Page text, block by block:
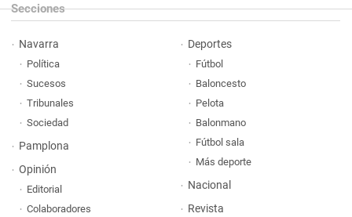
Secciones
Navarra
Política
Sucesos
Tribunales
Sociedad
Pamplona
Opinión
Editorial
Colaboradores
Deportes
Fútbol
Baloncesto
Pelota
Balonmano
Fútbol sala
Más deporte
Nacional
Revista